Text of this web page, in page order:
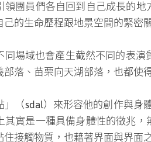
己的生命歷程跟地景空間的緊密
部落、苗栗向天湖部落，也都
其實是一種具備身體性的徵兆
住接觸物質，也藉著界面與界面